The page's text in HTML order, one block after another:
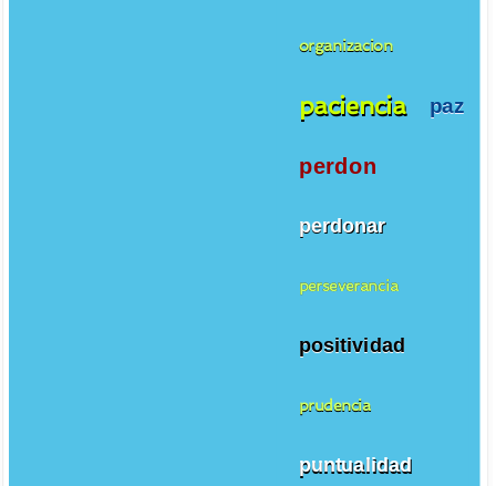
organizacion
paciencia paz
perdon
perdonar
perseverancia
positividad
prudencia
puntualidad